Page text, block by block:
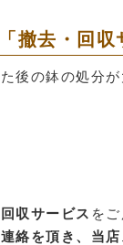
撤去・回
後の鉢の処分が
収サービス を
絡を頂き、当